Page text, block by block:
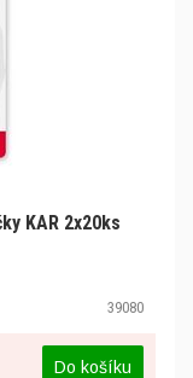
KAR 2x20ks
39080
Do košíku